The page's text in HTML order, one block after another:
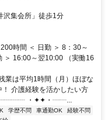
沢集会所」徒歩1分
時間 ＜ 日勤 ＞ 8：30～
＞ 16:00～翌10:00 （実働16
業は平均1時間（月）ほぼな
！ 介護経験を活かしたい方
・✦✦・┈┈...
学歴不問 車通勤OK
経験不問